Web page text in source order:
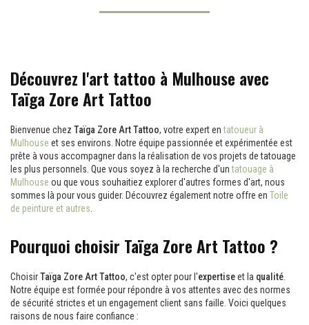
Découvrez l'art tattoo à Mulhouse avec
Taïga Zore Art Tattoo
Bienvenue chez Taïga Zore Art Tattoo, votre expert entatoueur à
Mulhouse et ses environs. Notre équipe passionnée et expérimentée est
prête à vous accompagner dans la réalisation de vos projets de tatouage
les plus personnels. Que vous soyez à la recherche d'untatouage à
Mulhouse ou que vous souhaitiez explorer d'autres formes d'art, nous
sommes là pour vous guider. Découvrez également notre offre en Toile
de peinture et autres
Pourquoi choisir Taïga Zore Art Tattoo ?
ChoisirTaïga Zore Art Tattoo, c'est opter pour l'expertiseet la qualité
Notre équipe est formée pour répondre à vos attentes avec des normes
de sécurité strictes et un engagement client sans faille. Voici quelques
raisons de nous faire confiance :